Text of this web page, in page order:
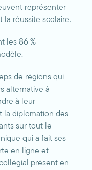
représenter
la réussite scolaire.
les 86 %
de régions qui
alternative à
à leur
la diplomation des
sur tout le
qui a fait ses
en ligne et
présent en